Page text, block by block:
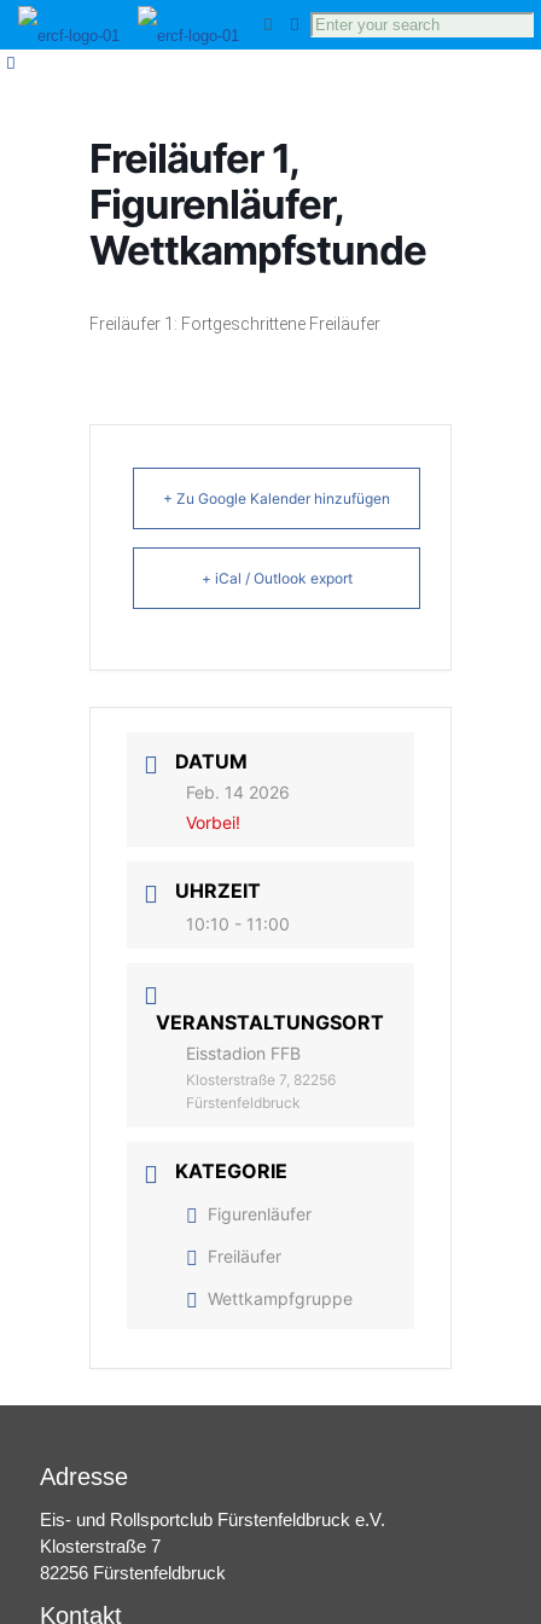
Freiläufer 1,
Figurenläufer,
Wettkampfstunde
Freiläufer 1: Fortgeschrittene Freiläufer
+ Zu Google Kalender hinzufügen
+ iCal / Outlook export
DATUM
Feb. 14 2026
Vorbei!
UHRZEIT
10:10 - 11:00
VERANSTALTUNGSORT
Eisstadion FFB
Klosterstraße 7, 82256
Fürstenfeldbruck
KATEGORIE
Figurenläufer
Freiläufer
Wettkampfgruppe
Adresse
Eis- und Rollsportclub Fürstenfeldbruck e.V.
Klosterstraße 7
82256 Fürstenfeldbruck
Kontakt